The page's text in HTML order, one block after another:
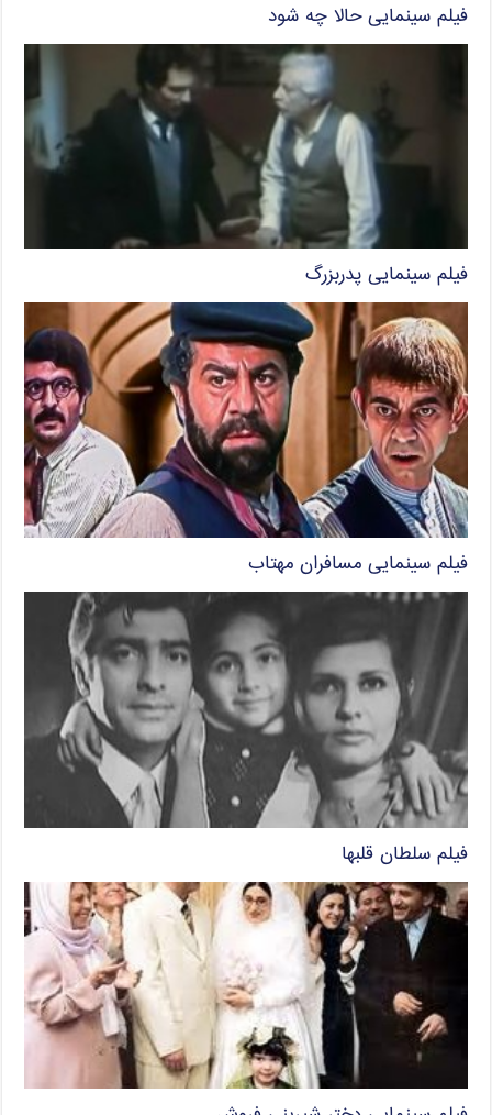
فیلم سینمایی حالا چه شود
فیلم سینمایی پدربزرگ
فیلم سینمایی مسافران مهتاب
فیلم سلطان قلبها